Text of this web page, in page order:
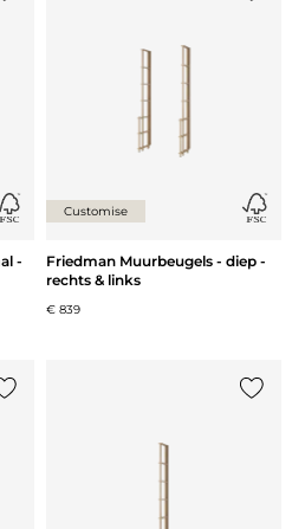
-
Customise
Friedman Muurbeugels - diep -
rechts & links
€ 839